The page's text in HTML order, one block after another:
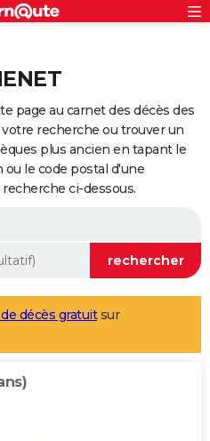
page au carnet des décès des
recherche ou trouver un
plus ancien en tapant le
le code postal d'une
ci-dessous.
décès gratuitsur